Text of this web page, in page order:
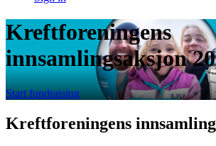
Kreftforeningens
innsamlingsaksjon
Start fundraising
Kreftforeningens